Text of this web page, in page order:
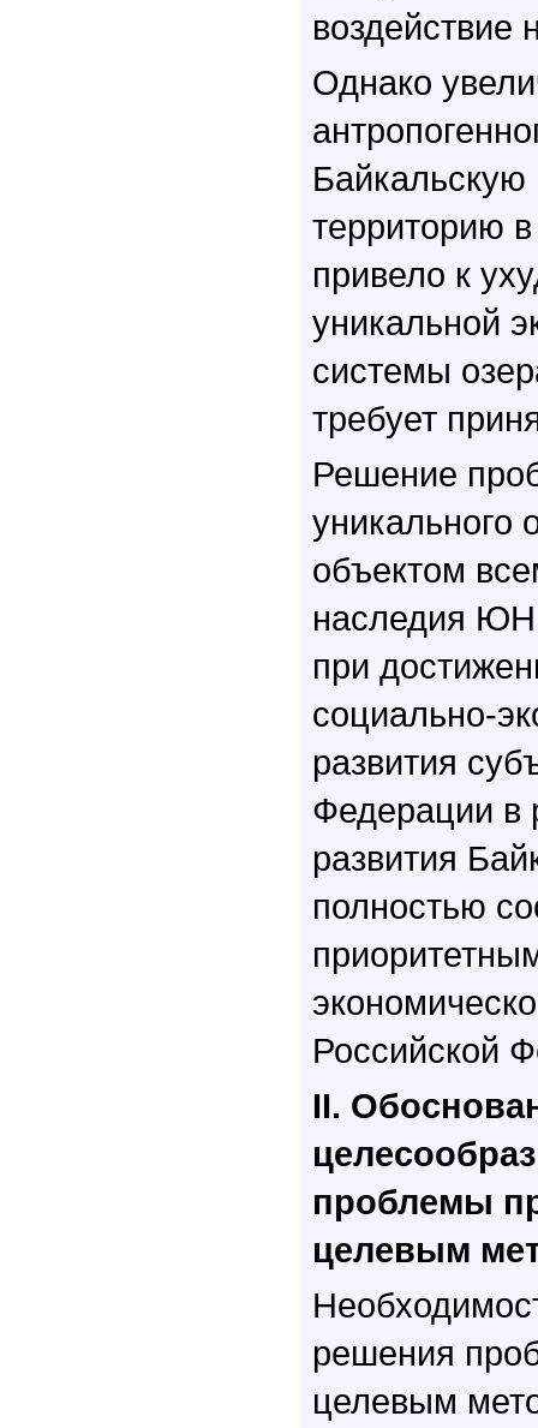
воздействие
Однако
территорию
привело к
уникальной
системы
требует
Решение
уникального
объектом
наследия
при
социально-
развития
Федерации в
развития
полностью
Российской
II.
проблемы
целевым
решения
целевым